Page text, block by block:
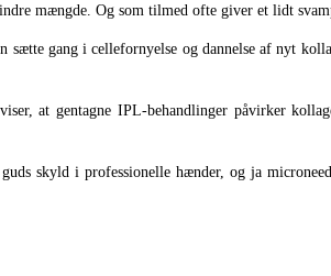
mængde. Og som tilmed ofte giver et lidt
gang i cellefornyelse og dannelse af nyt
at gentagne IPL-behandlinger påvirker
skyld i professionelle hænder, og ja